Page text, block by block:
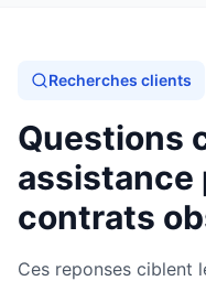
Recherches clients
Questions
assistance
contrats
Ces reponses ciblent